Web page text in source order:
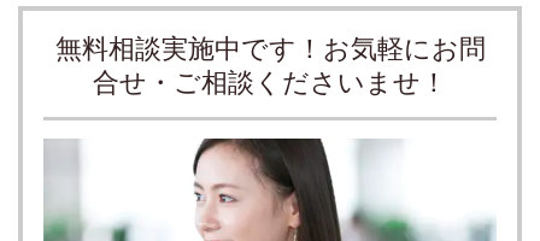
無料相談実施中です！お気軽にお問
合せ・ご相談くださいませ！